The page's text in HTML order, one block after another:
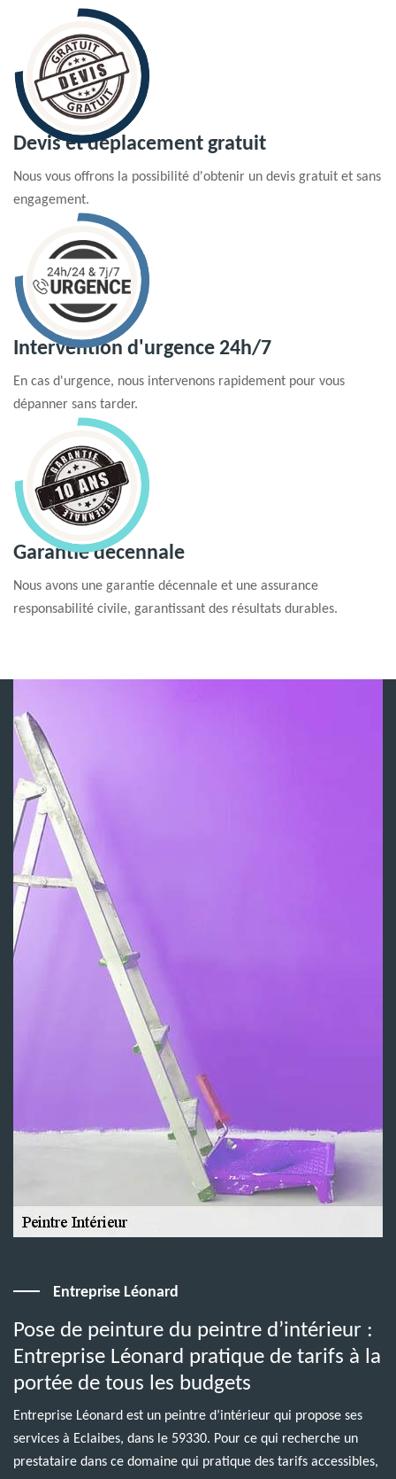
Devis et déplacement gratuit
Nous vous offrons la possibilité d'obtenir un devis gratuit et sans
engagement.
Intervention d'urgence 24h/7
En cas d'urgence, nous intervenons rapidement pour vous
dépanner sans tarder.
Garantie decennale
Nous avons une garantie décennale et une assurance
responsabilité civile, garantissant des résultats durables.
Entreprise Léonard
Pose de peinture du peintre d’intérieur :
Entreprise Léonard pratique de tarifs à la
portée de tous les budgets
Entreprise Léonard est un peintre d’intérieur qui propose ses
services à Eclaibes, dans le 59330. Pour ce qui recherche un
prestataire dans ce domaine qui pratique des tarifs accessibles,